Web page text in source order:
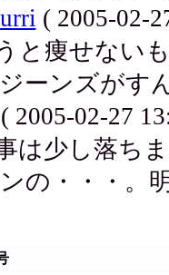
( 2005-02-
と痩せない
ーンズがす
2005-02-27
は少し落ち
の・・・。